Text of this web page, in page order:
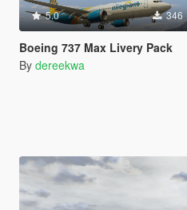
5.0 346
Boeing 737 Max Livery Pack
By dereekwa